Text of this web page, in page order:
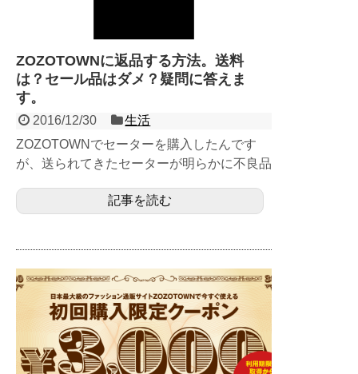
ZOZOTOWNに返品する方法。送料
は？セール品はダメ？疑問に答えま
す。
2016/12/30
生活
ZOZOTOWNでセーターを購入したんです
が、送られてきたセーターが明らかに不良品
をまとめます。 ...記事を読む